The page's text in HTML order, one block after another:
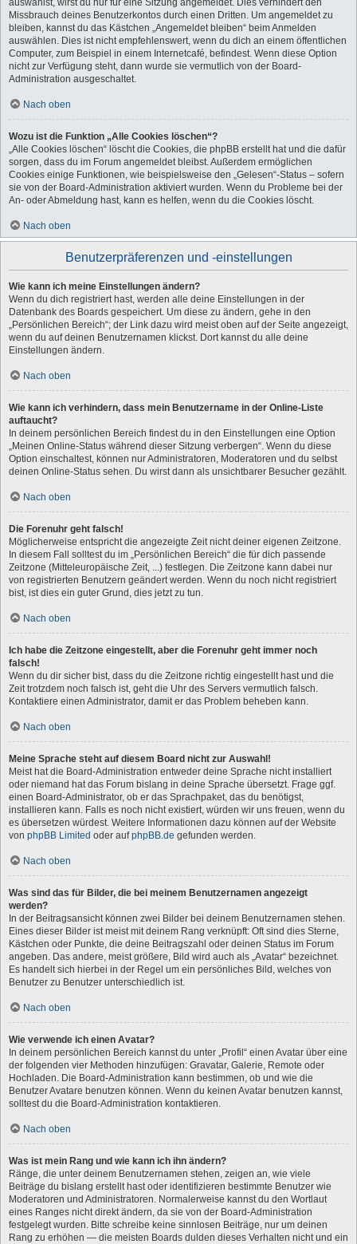
auswählst, wirst du nur für eine Sitzung angemeldet. Dies verhindert den
Missbrauch deines Benutzerkontos durch einen Dritten. Um angemeldet zu
bleiben, kannst du das Kästchen „Angemeldet bleiben“ beim Anmelden
auswählen. Dies ist nicht empfehlenswert, wenn du dich an einem öffentlichen
Computer, zum Beispiel in einem Internetcafé, befindest. Wenn diese Option
nicht zur Verfügung steht, dann wurde sie vermutlich von der Board-
Administration ausgeschaltet.
Nach oben
Wozu ist die Funktion „Alle Cookies löschen“?
„Alle Cookies löschen“ löscht die Cookies, die phpBB erstellt hat und die dafür
sorgen, dass du im Forum angemeldet bleibst. Außerdem ermöglichen
Cookies einige Funktionen, wie beispielsweise den „Gelesen“-Status – sofern
sie von der Board-Administration aktiviert wurden. Wenn du Probleme bei der
An- oder Abmeldung hast, kann es helfen, wenn du die Cookies löscht.
Nach oben
Benutzerpräferenzen und -einstellungen
Wie kann ich meine Einstellungen ändern?
Wenn du dich registriert hast, werden alle deine Einstellungen in der
Datenbank des Boards gespeichert. Um diese zu ändern, gehe in den
„Persönlichen Bereich“; der Link dazu wird meist oben auf der Seite angezeigt,
wenn du auf deinen Benutzernamen klickst. Dort kannst du alle deine
Einstellungen ändern.
Nach oben
Wie kann ich verhindern, dass mein Benutzername in der Online-Liste
auftaucht?
In deinem persönlichen Bereich findest du in den Einstellungen eine Option
„Meinen Online-Status während dieser Sitzung verbergen“. Wenn du diese
Option einschaltest, können nur Administratoren, Moderatoren und du selbst
deinen Online-Status sehen. Du wirst dann als unsichtbarer Besucher gezählt.
Nach oben
Die Forenuhr geht falsch!
Möglicherweise entspricht die angezeigte Zeit nicht deiner eigenen Zeitzone.
In diesem Fall solltest du im „Persönlichen Bereich“ die für dich passende
Zeitzone (Mitteleuropäische Zeit, ...) festlegen. Die Zeitzone kann dabei nur
von registrierten Benutzern geändert werden. Wenn du noch nicht registriert
bist, ist dies ein guter Grund, dies jetzt zu tun.
Nach oben
Ich habe die Zeitzone eingestellt, aber die Forenuhr geht immer noch
falsch!
Wenn du dir sicher bist, dass du die Zeitzone richtig eingestellt hast und die
Zeit trotzdem noch falsch ist, geht die Uhr des Servers vermutlich falsch.
Kontaktiere einen Administrator, damit er das Problem beheben kann.
Nach oben
Meine Sprache steht auf diesem Board nicht zur Auswahl!
Meist hat die Board-Administration entweder deine Sprache nicht installiert
oder niemand hat das Forum bislang in deine Sprache übersetzt. Frage ggf.
einen Board-Administrator, ob er das Sprachpaket, das du benötigst,
installieren kann. Falls es noch nicht existiert, würden wir uns freuen, wenn du
es übersetzen würdest. Weitere Informationen dazu können auf der Website
von phpBB Limited oder aufphpBB.de gefunden werden.
Nach oben
Was sind das für Bilder, die bei meinem Benutzernamen angezeigt
werden?
In der Beitragsansicht können zwei Bilder bei deinem Benutzernamen stehen.
Eines dieser Bilder ist meist mit deinem Rang verknüpft: Oft sind dies Sterne,
Kästchen oder Punkte, die deine Beitragszahl oder deinen Status im Forum
angeben. Das andere, meist größere, Bild wird auch als „Avatar“ bezeichnet.
Es handelt sich hierbei in der Regel um ein persönliches Bild, welches von
Benutzer zu Benutzer unterschiedlich ist.
Nach oben
Wie verwende ich einen Avatar?
In deinem persönlichen Bereich kannst du unter „Profil“ einen Avatar über eine
der folgenden vier Methoden hinzufügen: Gravatar, Galerie, Remote oder
Hochladen. Die Board-Administration kann bestimmen, ob und wie die
Benutzer Avatare benutzen können. Wenn du keinen Avatar benutzen kannst,
solltest du die Board-Administration kontaktieren.
Nach oben
Was ist mein Rang und wie kann ich ihn ändern?
Ränge, die unter deinem Benutzernamen stehen, zeigen an, wie viele
Beiträge du bislang erstellt hast oder identifizieren bestimmte Benutzer wie
Moderatoren und Administratoren. Normalerweise kannst du den Wortlaut
eines Ranges nicht direkt ändern, da sie von der Board-Administration
festgelegt wurden. Bitte schreibe keine sinnlosen Beiträge, nur um deinen
Rang zu erhöhen — die meisten Boards dulden dieses Verhalten nicht und ein